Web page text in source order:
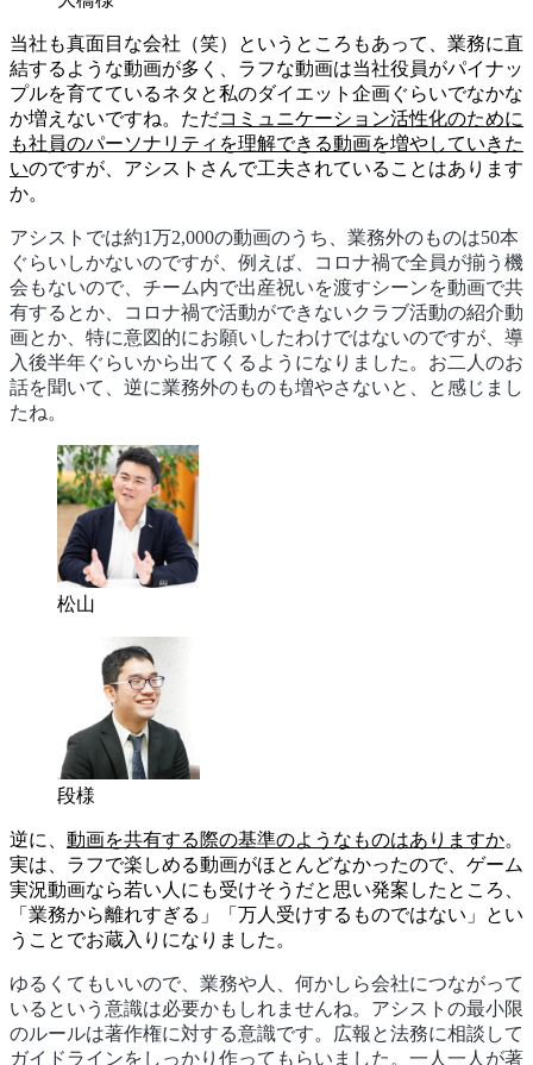
当社も真面目な会社（笑）というところもあって、業務に直
結するような動画が多く、ラフな動画は当社役員がパイナッ
プルを育てているネタと私のダイエット企画ぐらいでなかな
か増えないですね。ただコミュニケーション活性化のために
も社員のパーソナリティを理解できる動画を増やしていきた
いのですが、アシストさんで工夫されていることはあります
か。
アシストでは約1万2,000の動画のうち、業務外のものは50本
ぐらいしかないのですが、例えば、コロナ禍で全員が揃う機
会もないので、チーム内で出産祝いを渡すシーンを動画で共
有するとか、コロナ禍で活動ができないクラブ活動の紹介動
画とか、特に意図的にお願いしたわけではないのですが、導
入後半年ぐらいから出てくるようになりました。お二人のお
話を聞いて、逆に業務外のものも増やさないと、と感じまし
たね。
松山
段様
逆に、 動画を共有する際の基準のようなものはありますか。
実は、ラフで楽しめる動画がほとんどなかったので、ゲーム
実況動画なら若い人にも受けそうだと思い発案したところ、
「業務から離れすぎる」「万人受けするものではない」とい
うことでお蔵入りになりました。
ゆるくてもいいので、業務や人、何かしら会社につながって
いるという意識は必要かもしれませんね。アシストの最小限
のルールは著作権に対する意識です。広報と法務に相談して
ガイドラインをしっかり作ってもらいました。一人一人が著